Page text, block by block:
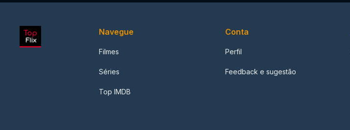
Navegue
Filmes
Séries
Top IMDB
Conta
Perfil
Feedback e sugestão